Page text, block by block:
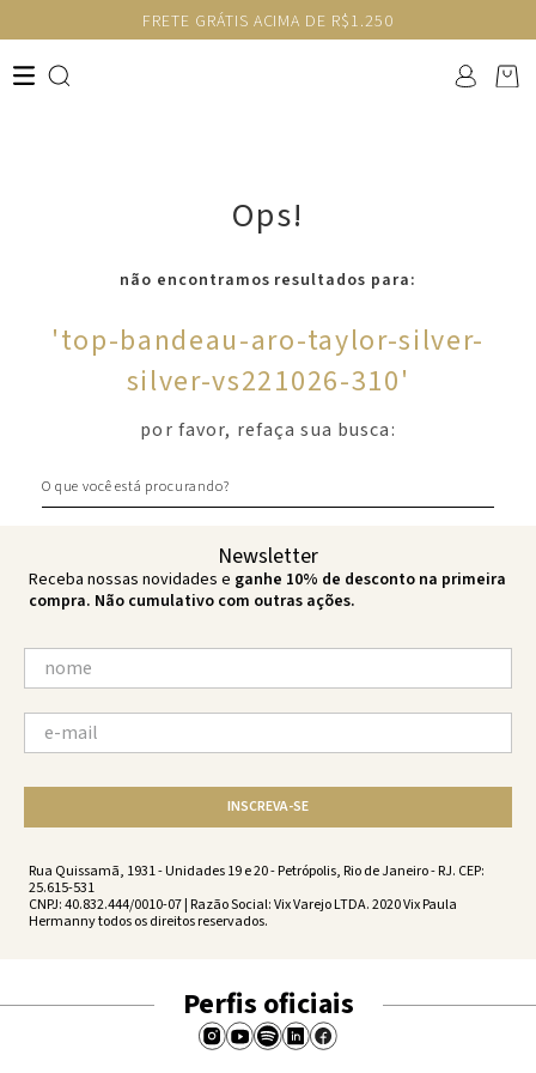
FRETE GRÁTIS ACIMA DE R$1.250
Ops!
não encontramos resultados para:
'top-bandeau-aro-taylor-silver-
silver-vs221026-310'
por favor, refaça sua busca:
Newsletter
Receba nossas novidades e ganhe 10% de desconto na primeira
compra. Não cumulativo com outras ações.
INSCREVA-SE
Rua Quissamã, 1931 - Unidades 19 e 20 - Petrópolis, Rio de Janeiro - RJ. CEP:
25.615-531
CNPJ: 40.832.444/0010-07 | Razão Social: Vix Varejo LTDA. 2020 Vix Paula
Hermanny todos os direitos reservados.
Perfis oficiais